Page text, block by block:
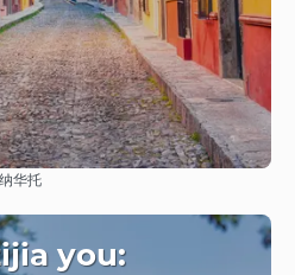
看到
华托
you: